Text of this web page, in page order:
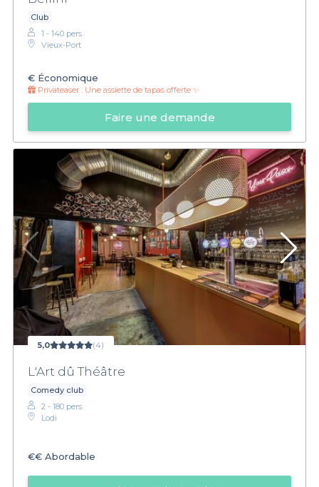
Club
1 - 140 pers.
Vieux-Port
€ Économique
Privateaser : Une assiette de tapas offerte ✨
Faire une demande
5,0 (4)
L'Art dû Théâtre
Comedy club
2 - 180 pers.
Lodi
€€ Abordable